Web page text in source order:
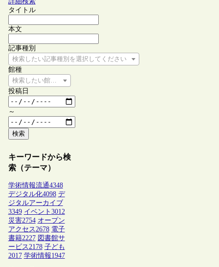
タイトル
本文
記事種別
検索したい記事種別を選択してください
館種
検索したい館種を選択してください
投稿日
～
検索
キーワードから検
索（テーマ）
学術情報流通4348
デジタル化4098 デ
ジタルアーカイブ
3349 イベント 3012
災害2754 オープン
アクセス2678 電子
書籍2227 図書館サ
ービス2178 子ども
2017 学術情報1947